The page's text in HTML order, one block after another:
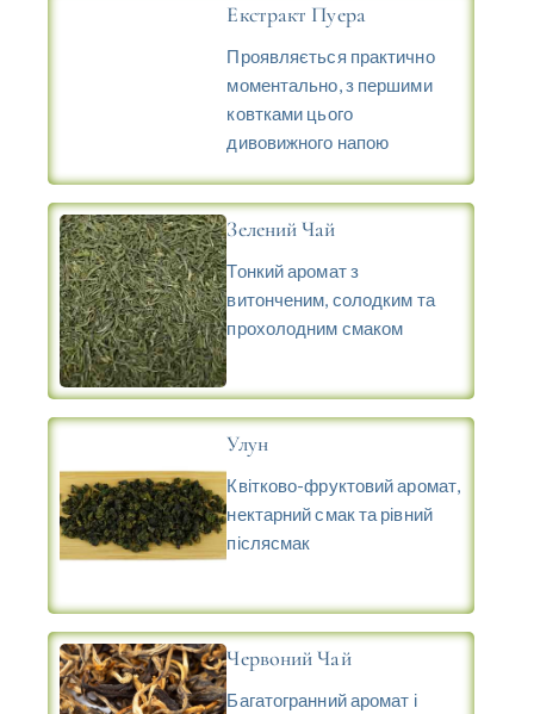
Екстракт Пуера
Проявляється практично
моментально, з першими
ковтками цього
дивовижного напою
Зелений Чай
Тонкий аромат з
витонченим, солодким та
прохолодним смаком
Улун
Квітково-фруктовий аромат,
нектарний смак та рівний
післясмак
Червоний Чай
Багатогранний аромат і